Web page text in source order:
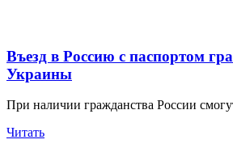
Въезд в Россию с паспортом
Украины
При наличии гражданства России
Читать